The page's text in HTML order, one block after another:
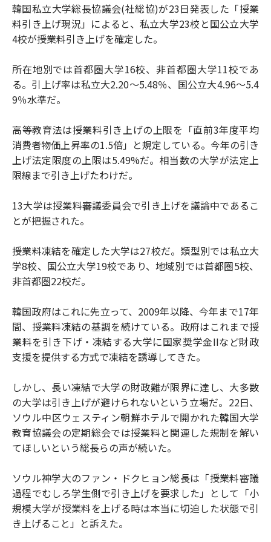
韓国私立大学総長協議会(社総協)が23日発表した「授業
料引き上げ現況」によると、私立大学23校と国公立大学
4校が授業料引き上げを確定した。
所在地別では首都圏大学16校、非首都圏大学11校であ
る。引上げ率は私立大2.20～5.48％、国公立大4.96～5.4
9％水準だ。
高等教育法は授業料引き上げの上限を「直前3年度平均
消費者物価上昇率の1.5倍」と規定している。今年の引き
上げ法定限度の上限は5.49%だ。相当数の大学が法定上
限線まで引き上げたわけだ。
13大学は授業料審議委員会で引き上げを議論中であるこ
とが把握された。
授業料凍結を確定した大学は27校だ。類型別では私立大
学8校、国公立大学19校であり、地域別では首都圏5校、
非首都圏22校だ。
韓国政府はこれに先立って、2009年以降、今年まで17年
間、授業料凍結の基調を続けている。政府はこれまで授
業料を引き下げ・凍結する大学に国家奨学金IIなど財政
支援を提供する方式で凍結を誘導してきた。
しかし、長い凍結で大学の財政難が限界に達し、大多数
の大学は引き上げが避けられないという立場だ。22日、
ソウル中区ウェスティン朝鮮ホテルで開かれた韓国大学
教育協議会の定期総会では授業料と関連した規制を解い
てほしいという総長らの声が続いた。
ソウル神学大のファン・ドクヒョン総長は「授業料審議
過程でむしろ学生側で引き上げを要求した」として「小
規模大学が授業料を上げる時は本当に切迫した状態で引
き上げること」と訴えた。